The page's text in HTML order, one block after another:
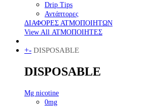
Drip Tips
Αντάπτορες
ΔΙΑΦΟΡΕΣ ΑΤΜΟΠΟΙΗΤΩΝ
View All ΑΤΜΟΠΟΙΗΤΕΣ
+- DISPOSABLE
DISPOSABLE
Mg nicotine
0mg